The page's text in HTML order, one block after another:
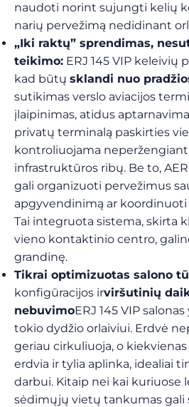
naudoti norint sujungti kelių
narių pervežimą nedidinant
„Iki raktų” sprendimas,
teikimo: ERJ 145 VIP keleivių
kad būtų sklandi nuo
sutikimas verslo aviacijos
įlaipinimas, atidus
privatų terminalą paskirties
kontroliuojama
infrastruktūros ribų. Be to,
gali organizuoti pervežimus
apgyvendinimą ar
Tai integruota sistema, skirta
vieno kontaktinio centro,
grandinę.
Tikrai optimizuotas salono
konfigūracijos irviršutinių
nebuvimoERJ 145 VIP
tokio dydžio orlaiviui. Erdvė
geriau cirkuliuoja, o
erdvia ir tylia aplinka, idealiai
darbui. Kitaip nei kai kuriuose
sėdimųjų vietų tankumas gali